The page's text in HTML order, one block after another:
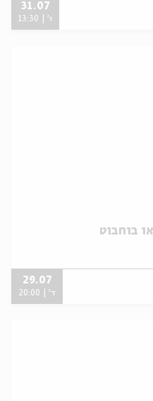
31.07
ו' | 13:30
29.07
ד' | 20:00